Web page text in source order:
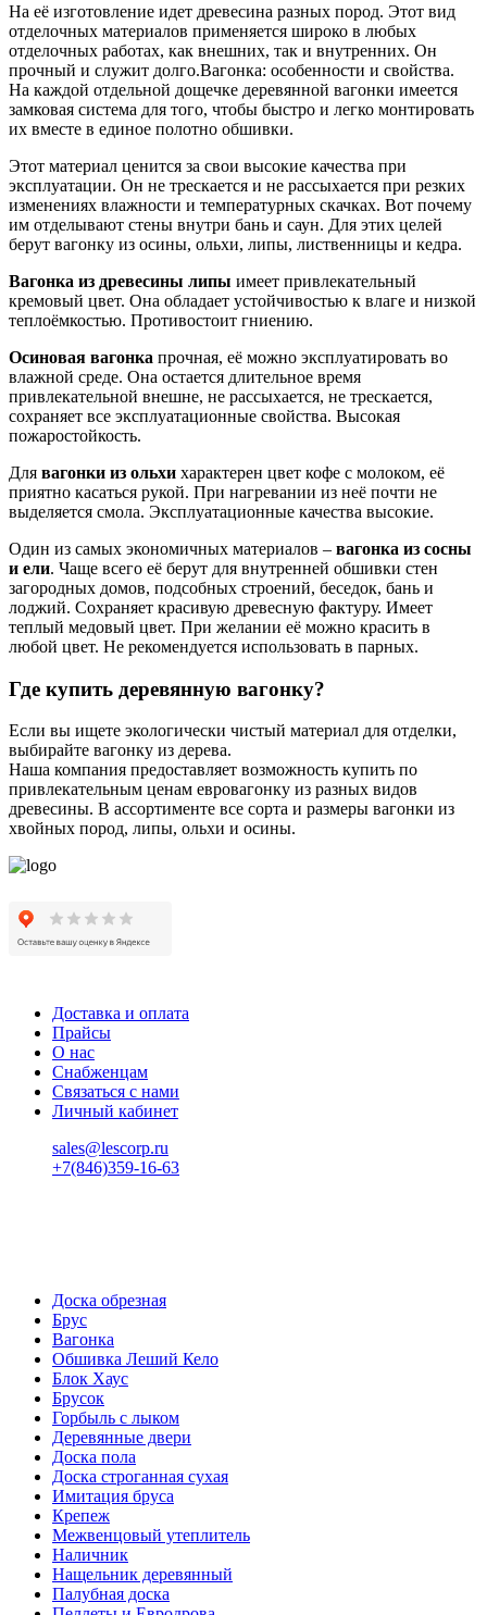
На её изготовление идет древесина разных пород. Этот вид
отделочных материалов применяется широко в любых
отделочных работах, как внешних, так и внутренних. Он
прочный и служит долго.Вагонка: особенности и свойства.
На каждой отдельной дощечке деревянной вагонки имеется
замковая система для того, чтобы быстро и легко монтировать
их вместе в единое полотно обшивки.
Этот материал ценится за свои высокие качества при
эксплуатации. Он не трескается и не рассыхается при резких
изменениях влажности и температурных скачках. Вот почему
им отделывают стены внутри бань и саун. Для этих целей
берут вагонку из осины, ольхи, липы, лиственницы и кедра.
Вагонка из древесины липы имеет привлекательный
кремовый цвет. Она обладает устойчивостью к влаге и низкой
теплоёмкостью. Противостоит гниению.
Осиновая вагонка прочная, её можно эксплуатировать во
влажной среде. Она остается длительное время
привлекательной внешне, не рассыхается, не трескается,
сохраняет все эксплуатационные свойства. Высокая
пожаростойкость.
Для вагонки из ольхи характерен цвет кофе с молоком, её
приятно касаться рукой. При нагревании из неё почти не
выделяется смола. Эксплуатационные качества высокие.
Один из самых экономичных материалов – вагонка из сосны
и ели. Чаще всего её берут для внутренней обшивки стен
загородных домов, подсобных строений, беседок, бань и
лоджий. Сохраняет красивую древесную фактуру. Имеет
теплый медовый цвет. При желании её можно красить в
любой цвет. Не рекомендуется использовать в парных.
Где купить деревянную вагонку?
Если вы ищете экологически чистый материал для отделки,
выбирайте вагонку из дерева.
Наша компания предоставляет возможность купить по
привлекательным ценам евровагонку из разных видов
древесины. В ассортименте все сорта и размеры вагонки из
хвойных пород, липы, ольхи и осины.
Доставка и оплата
Прайсы
О нас
Снабженцам
Связаться с нами
Личный кабинет
sales@lescorp.ru
+7(846)359-16-63
Доска обрезная
Брус
Вагонка
Обшивка Леший Кело
Блок Хаус
Брусок
Горбыль с лыком
Деревянные двери
Доска пола
Доска строганная сухая
Имитация бруса
Крепеж
Межвенцовый утеплитель
Наличник
Нащельник деревянный
Палубная доска